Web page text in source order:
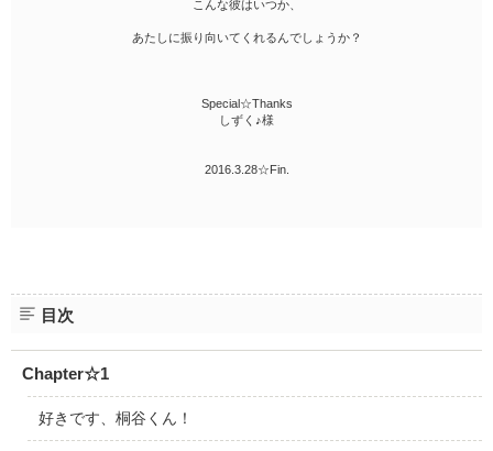
こんな彼はいつか、
あたしに振り向いてくれるんでしょうか？
Special☆Thanks
しずく♪様
2016.3.28☆Fin.
目次
Chapter☆1
好きです、桐谷くん！